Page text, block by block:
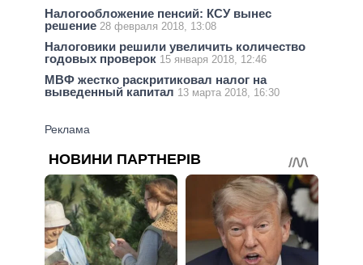
Налогообложение пенсий: КСУ вынес
решение 28 февраля 2018, 13:08
Налоговики решили увеличить количество
годовых проверок 15 января 2018, 12:46
МВФ жестко раскритиковал налог на
выведенный капитал 13 марта 2018, 16:30